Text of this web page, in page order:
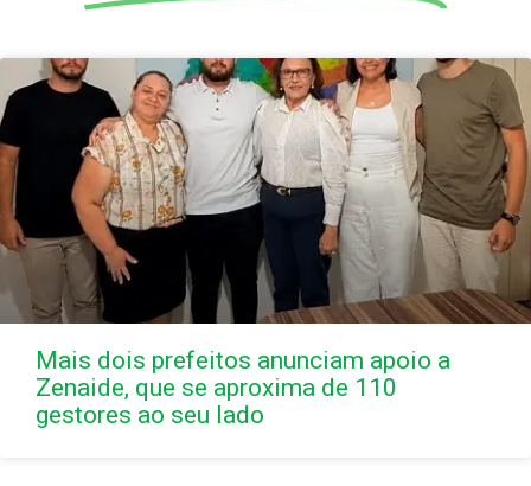
Mais dois prefeitos anunciam apoio a
Zenaide, que se aproxima de 110
gestores ao seu lado